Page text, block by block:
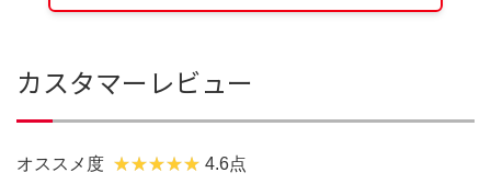
カスタマーレビュー
オススメ度 4.6点